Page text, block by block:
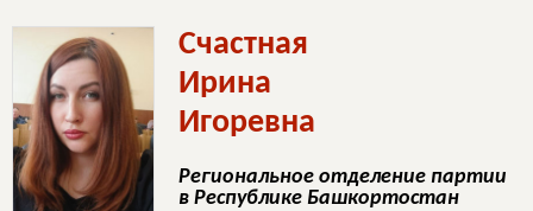
Счастная
Ирина
Игоревна
Региональное отделение партии
в Республике Башкортостан